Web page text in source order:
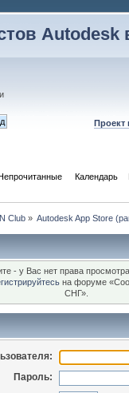
Autodesk
Проект
Календарь
Club» Autodesk App Store
- у Вас нет права
на форуме
СНГ».
Пароль: